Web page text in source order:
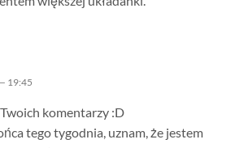
19:45
komentarzy :D
tego tygodnia, uznam, że jestem